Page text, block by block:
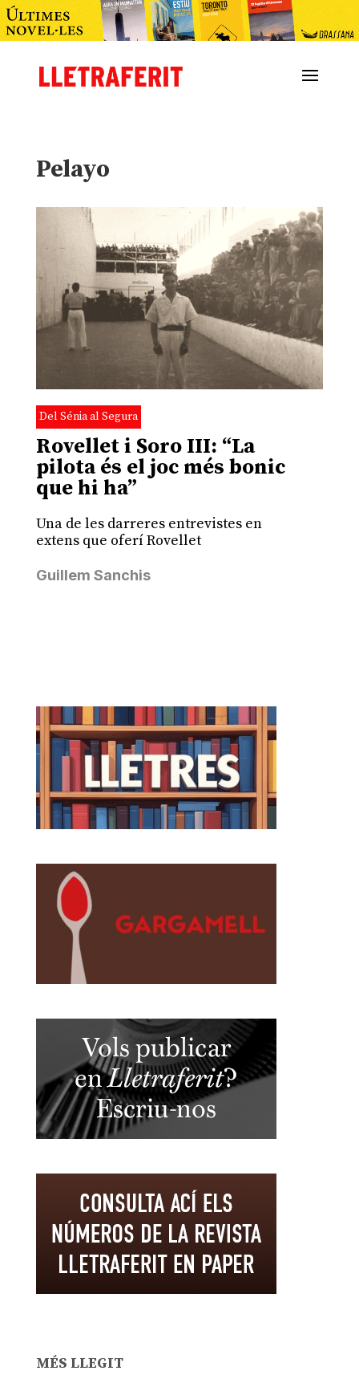
Pelayo
Del Sénia al Segura
Rovellet i Soro III: “La
pilota és el joc més bonic
que hi ha”
Una de les darreres entrevistes en
extens que oferí Rovellet
Guillem Sanchis
MÉS LLEGIT